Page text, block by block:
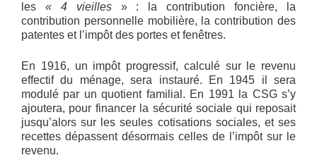
les « 4 vieilles » : la contribution foncière, la
contribution personnelle mobilière, la contribution des
patentes et l’impôt des portes et fenêtres.
En 1916, un impôt progressif, calculé sur le revenu
effectif du ménage, sera instauré. En 1945 il sera
modulé par un quotient familial. En 1991 la CSG s’y
ajoutera, pour financer la sécurité sociale qui reposait
jusqu’alors sur les seules cotisations sociales, et ses
recettes dépassent désormais celles de l’impôt sur le
revenu.